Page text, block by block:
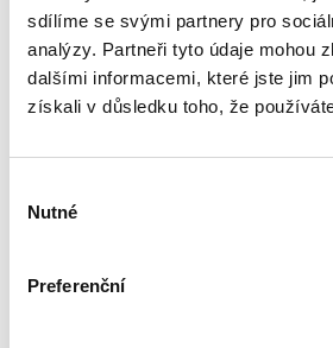
sdílíme se svými partnery pro
analýzy. Partneři tyto údaje mohou
dalšími informacemi, které jste jim
získali v důsledku toho, že
souhlasu
Nutné
Preferenční
aspektům dabingové tvorby...
Spory